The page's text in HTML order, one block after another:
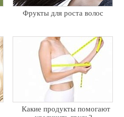
Фрукты для роста волос
Какие продукты помогают